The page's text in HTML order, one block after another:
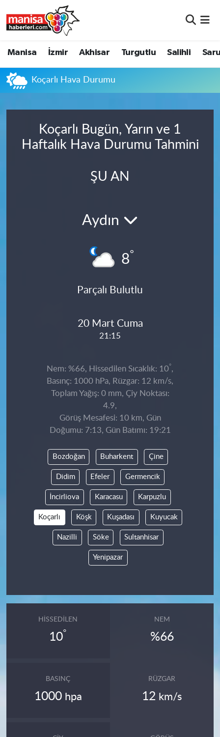
Manisa İzmir Akhisar Turgutlu Salihli
Koçarlı Hava Durumu
Koçarlı Bugün, Yarın ve 1
Haftalık Hava Durumu Tahmini
ŞU AN
Aydın
8°
Parçalı Bulutlu
20 Mart Cuma
21:15
Nem: %66, Hissedilen Sıcaklık: 10°,
Basınç: 1000 hPa, Rüzgar: 12 km/s,
Toplam Yağış: 0 mm, Çiy Noktası:
4.9,
Görüş Mesafesi: 10 km, Gün
Doğumu: 7:13, Gün Batımı: 19:21
Bozdoğan Buharkent Çine
Didim Efeler Germencik
İncirliova Karacasu Karpuzlu
Koçarlı Köşk Kuşadası Kuyucak
Nazilli Söke Sultanhisar
Yenipazar
HISSEDILEN
10°
NEM
%66
BASINÇ
1000 hpa
RÜZGAR
12 km/s
Akhisar
Turgutlu
Salihli
Manisa Nöbetçi Eczaneler
Manisa Namaz Vakitleri
Manisa Trafik Yoğunluk Haritası
Süper Lig Puan Durumu ve Fikstür